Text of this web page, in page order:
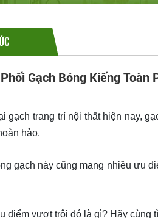
Gạch Bóng Kiếng Toàn
trang trí nội thất hiện nay,
hảo.
gạch này cũng mang nhiều ưu
vượt trội đó là gì? Hãy cùng